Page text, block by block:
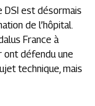
DSI est désormais
de l’hôpital.
France à
ont défendu une
technique, mais